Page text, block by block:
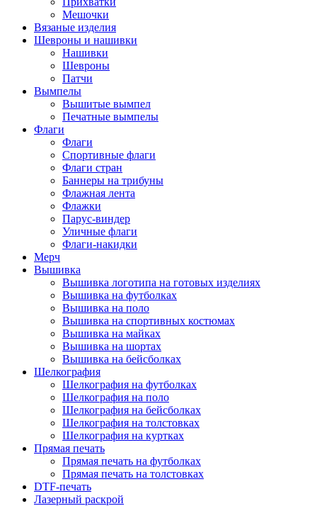
Мешочки
Вязаные изделия
Шевроны и нашивки
Нашивки
Шевроны
Патчи
Вымпелы
Вышитые вымпел
Печатные вымпелы
Флаги
Флаги
Спортивные флаги
Флаги стран
Баннеры на трибуны
Флажная лента
Флажки
Парус-виндер
Уличные флаги
Флаги-накидки
Мерч
Вышивка
Вышивка логотипа на готовых изделиях
Вышивка на футболках
Вышивка на поло
Вышивка на спортивных костюмах
Вышивка на майках
Вышивка на шортах
Вышивка на бейсболках
Шелкография
Шелкография на футболках
Шелкография на поло
Шелкография на бейсболках
Шелкография на толстовках
Шелкография на куртках
Прямая печать
Прямая печать на футболках
Прямая печать на толстовках
DTF-печать
Лазерный раскрой